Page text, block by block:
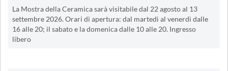
La Mostra della Ceramica sarà visitabile dal 22 agosto al 13
settembre 2026. Orari di apertura: dal martedì al venerdì dalle
16 alle 20; il sabato e la domenica dalle 10 alle 20. Ingresso
libero